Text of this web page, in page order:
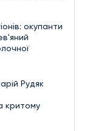
окупанти
Рудяк
критому